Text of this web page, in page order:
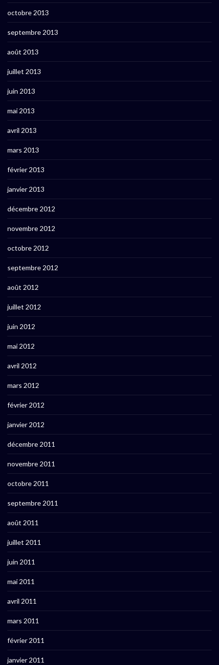
octobre 2013
septembre 2013
août 2013
juillet 2013
juin 2013
mai 2013
avril 2013
mars 2013
février 2013
janvier 2013
décembre 2012
novembre 2012
octobre 2012
septembre 2012
août 2012
juillet 2012
juin 2012
mai 2012
avril 2012
mars 2012
février 2012
janvier 2012
décembre 2011
novembre 2011
octobre 2011
septembre 2011
août 2011
juillet 2011
juin 2011
mai 2011
avril 2011
mars 2011
février 2011
janvier 2011